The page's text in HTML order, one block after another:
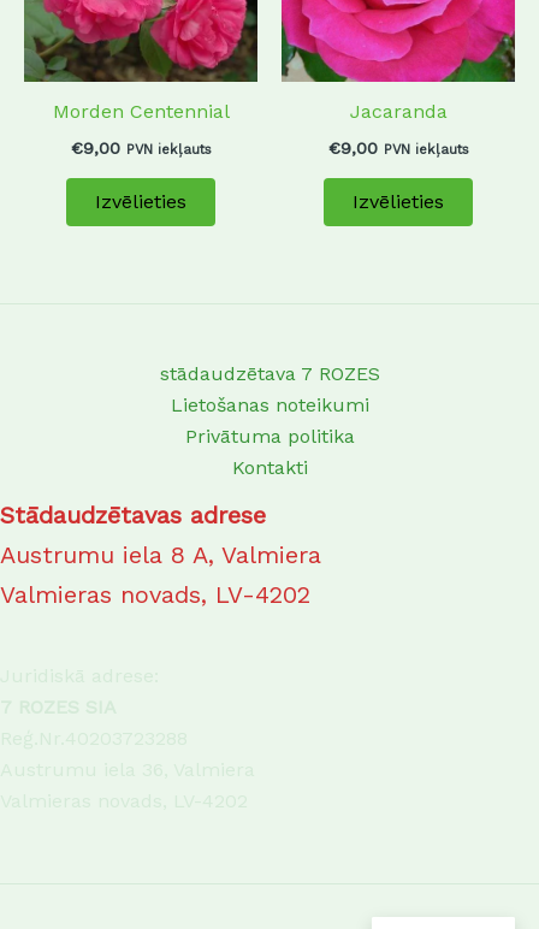
Morden Centennial
€9,00 PVN iekļauts
Izvēlieties
The
options
may
be
on
Jacaranda
€9,00 PVN iekļauts
Izvēlieties
The
options
may
on
stādaudzētava 7 ROZES
Lietošanas noteikumi
Privātuma politika
Kontakti
Stādaudzētavas adrese
Austrumu iela 8 A, Valmiera
Valmieras novads, LV-4202